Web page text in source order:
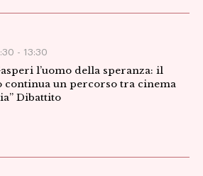
- 13:30
l’uomo della speranza: il
continua un percorso tra cinema
Dibattito